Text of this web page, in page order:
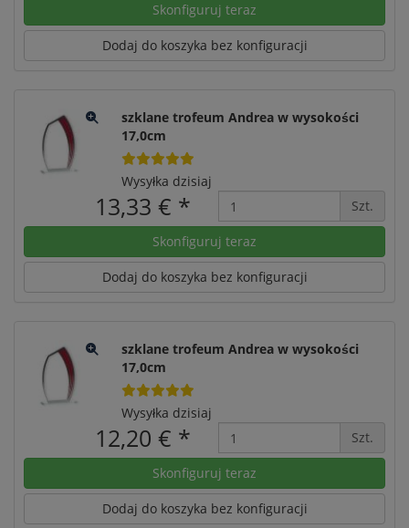
Skonfiguruj teraz
Dodaj do koszyka bez konfiguracji
szklane trofeum Andrea w wysokości
17,0cm
Wysyłka dzisiaj
13,33 € * Szt.
Skonfiguruj teraz
Dodaj do koszyka bez konfiguracji
szklane trofeum Andrea w wysokości
17,0cm
Wysyłka dzisiaj
12,20 € * Szt.
Skonfiguruj teraz
Dodaj do koszyka bez konfiguracji